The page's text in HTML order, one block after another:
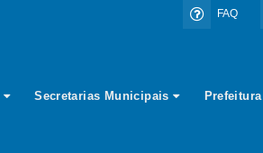
FAQ
Secretarias Municipais Prefeitura